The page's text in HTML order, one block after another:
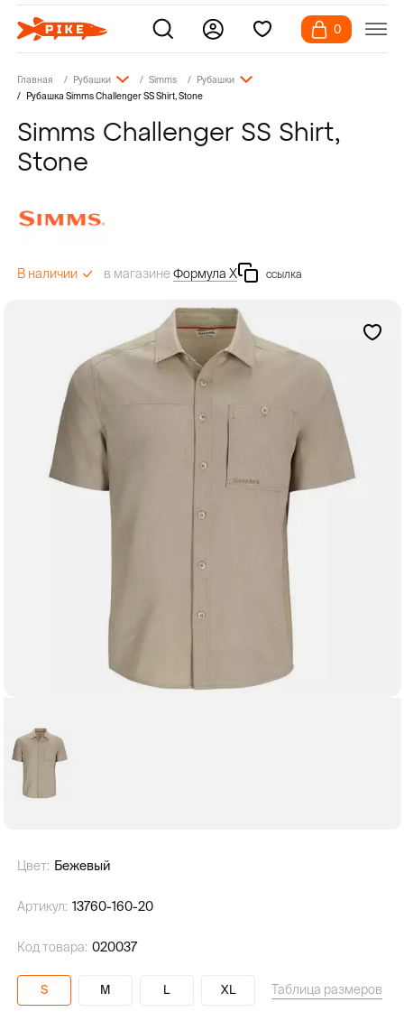
0
Главная Рубашки Simms
Рубашки
Рубашка Simms Challenger SS Shirt, Stone
Simms Challenger SS Shirt,
Stone
В наличии в магазинеФормула Х ссылка
Цвет: Бежевый
Артикул: 13760-160-20
Код товара: 020037
S M L XL Таблица размеров